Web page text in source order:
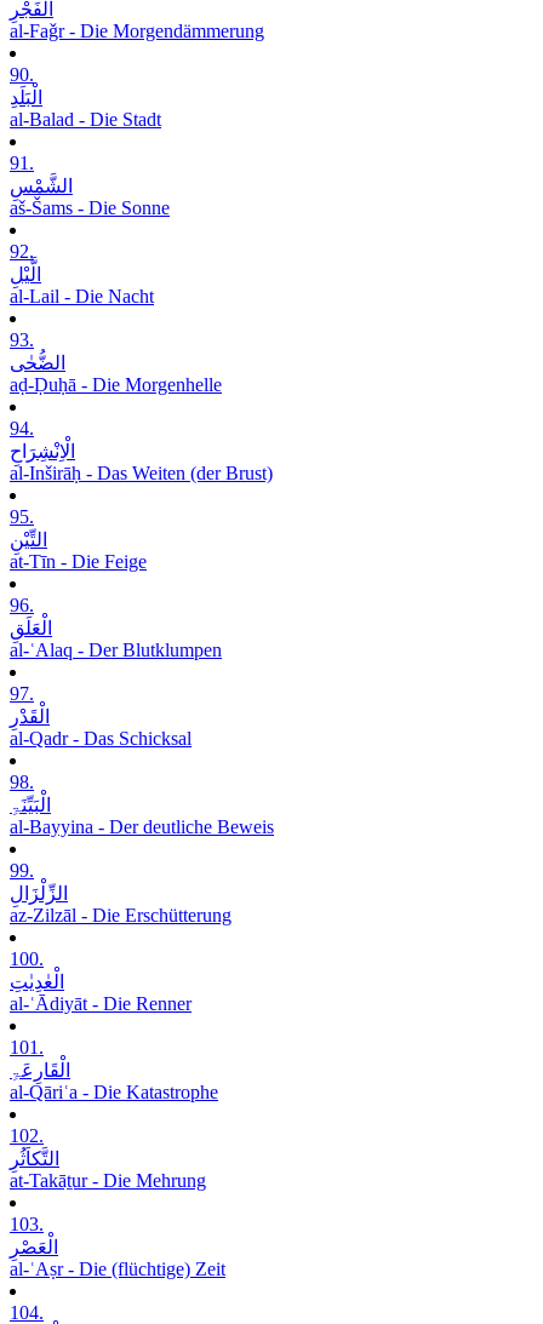
الْفَجْرِ
al-Faǧr - Die Morgendämmerung
90.
الْبَلَدِ
al-Balad - Die Stadt
91.
الشَّمْسِ
aš-Šams - Die Sonne
92.
الَّیْلِ
al-Lail - Die Nacht
93.
الضُّحٰی
aḍ-Ḍuḥā - Die Morgenhelle
94.
الْاِنْشِرَاحِ
al-Inširāḥ - Das Weiten (der Brust)
95.
التِّیْنِ
at-Tīn - Die Feige
96.
الْعَلَقِ
al-ʿAlaq - Der Blutklumpen
97.
الْقَدْرِ
al-Qadr - Das Schicksal
98.
الْبَیِّنَۃِ
al-Bayyina - Der deutliche Beweis
99.
الزِّلْزَالِ
az-Zilzāl - Die Erschütterung
100.
الْعٰدِیٰتِ
al-ʿĀdiyāt - Die Renner
101.
الْقَارِعَۃِ
al-Qāriʿa - Die Katastrophe
102.
التَّکاَثُرِ
at-Takāṯur - Die Mehrung
103.
الْعَصْرِ
al-ʿAṣr - Die (flüchtige) Zeit
104.